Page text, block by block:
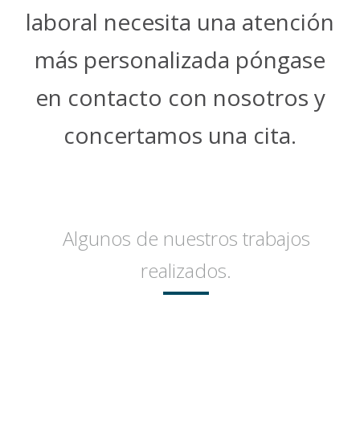
laboral necesita una atención
más personalizada póngase
en contacto con nosotros y
concertamos una cita.
Algunos de nuestros trabajos
realizados.